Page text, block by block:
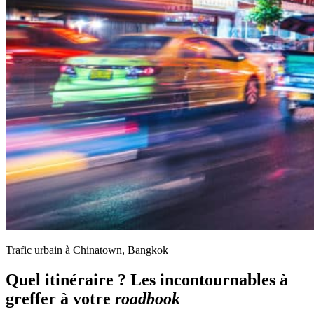
Trafic urbain à Chinatown, Bangkok
Quel itinéraire ? Les incontournables à
greffer à votre roadbook